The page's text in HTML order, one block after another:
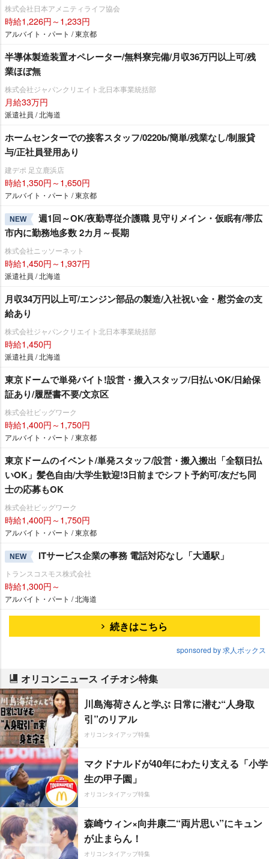
株式会社日本アメニティライフ協会
時給1,226円～1,233円
アルバイト・パート / 東京都
半導体製造装置オペレーター/無料寮完備/月収36万円以上可/残
業ほぼ無
株式会社ジャパンクリエイト北日本事業統括部
月給33万円
派遣社員 / 北海道
ホームセンターでの接客スタッフ/0220b/簡単/残業なし/制服貸
与/正社員登用あり
建デポ 足立鹿浜店
時給1,350円～1,650円
アルバイト・パート / 東京都
NEW
週1回～OK/夜勤専従介護職 見守りメイン・仮眠有/帯広
市内に勤務地多数 2カ月～長期
株式会社ニッソーネット
時給1,450円～1,937円
派遣社員 / 北海道
月収34万円以上可/エンジン部品の製造/入社祝い金・慰労金の支
給あり
株式会社ジャパンクリエイト北日本事業統括部
時給1,450円
派遣社員 / 北海道
東京ドームで単発バイト!設営・搬入スタッフ/日払いOK/日給保
証あり/履歴書不要/文京区
株式会社ビッグワーク
時給1,400円～1,750円
アルバイト・パート / 東京都
東京ドームのイベント/単発スタッフ/設営・搬入搬出「全額日払
いOK」髪色自由/大学生歓迎!3日前までシフト予約可/友だち同
士の応募もOK
株式会社ビッグワーク
時給1,400円～1,750円
アルバイト・パート / 東京都
NEW ITサービス企業の事務 電話対応なし「大通駅」
トランスコスモス株式会社
時給1,300円～
アルバイト・パート / 北海道
続きはこちら
sponsored by 求人ボックス
オリコンニュース イチオシ特集
川島海荷さんと学ぶ 日常に潜む“人身取
引”のリアル
オリコンタイアップ特集
マクドナルドが40年にわたり支える「小学
生の甲子園」
オリコンタイアップ特集
森崎ウィン×向井康二“両片思い”にキュン
が止まらん！
オリコンタイアップ特集